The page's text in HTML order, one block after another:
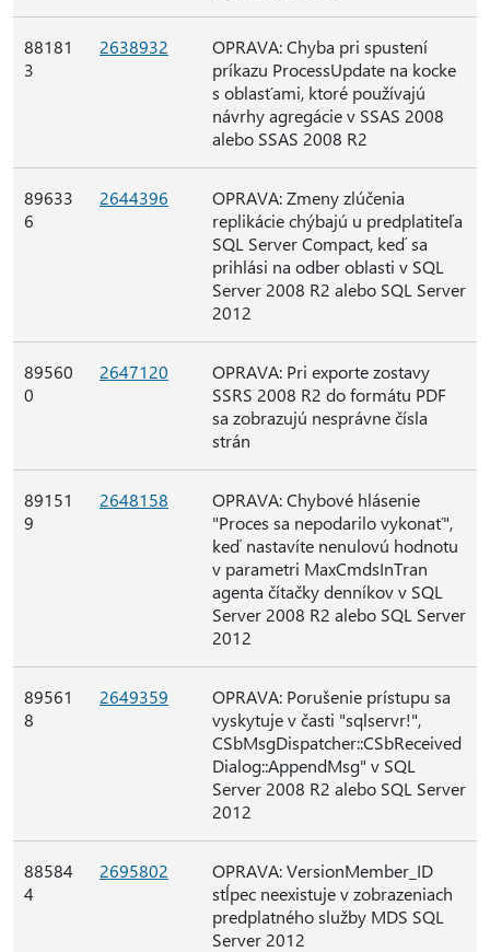
88181
3
2638932
OPRAVA: Chyba pri spustení
príkazu ProcessUpdate na kocke
s oblasťami, ktoré používajú
návrhy agregácie v SSAS 2008
alebo SSAS 2008 R2
89633
6
2644396
OPRAVA: Zmeny zlúčenia
replikácie chýbajú u predplatiteľa
SQL Server Compact, keď sa
prihlási na odber oblasti v SQL
Server 2008 R2 alebo SQL Server
2012
89560
0
2647120
OPRAVA: Pri exporte zostavy
SSRS 2008 R2 do formátu PDF
sa zobrazujú nesprávne čísla
strán
89151
9
2648158
OPRAVA: Chybové hlásenie
"Proces sa nepodarilo vykonať",
keď nastavíte nenulovú hodnotu
v parametri MaxCmdsInTran
agenta čítačky denníkov v SQL
Server 2008 R2 alebo SQL Server
2012
89561
8
2649359
OPRAVA: Porušenie prístupu sa
vyskytuje v časti "sqlservr!",
CSbMsgDispatcher::CSbReceived
Dialog::AppendMsg" v SQL
Server 2008 R2 alebo SQL Server
2012
88584
4
2695802
OPRAVA: VersionMember_ID
stĺpec neexistuje v zobrazeniach
predplatného služby MDS SQL
Server 2012